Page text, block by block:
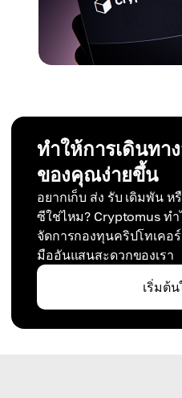
ทำให้การเดินทา
ของคุณง่ายขึ้น
อยากเก็บ ส่ง รับ เดิมพัน
ซีใช่ไหม? Cryptomus ท
จัดการกองทุนคริปโทเคอ
มืออันแสนสะดวกของเรา
เริ่มต้